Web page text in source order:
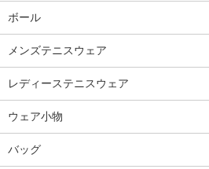
ボール
メンズテニスウェア
レディーステニスウェア
ウェア小物
バッグ